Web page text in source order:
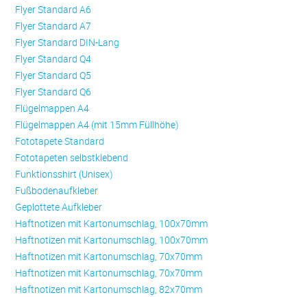
Flyer Standard A6
Flyer Standard A7
Flyer Standard DIN-Lang
Flyer Standard Q4
Flyer Standard Q5
Flyer Standard Q6
Flügelmappen A4
Flügelmappen A4 (mit 15mm Füllhöhe)
Fototapete Standard
Fototapeten selbstklebend
Funktionsshirt (Unisex)
Fußbodenaufkleber
Geplottete Aufkleber
Haftnotizen mit Kartonumschlag, 100x70mm
Haftnotizen mit Kartonumschlag, 100x70mm
Haftnotizen mit Kartonumschlag, 70x70mm
Haftnotizen mit Kartonumschlag, 70x70mm
Haftnotizen mit Kartonumschlag, 82x70mm